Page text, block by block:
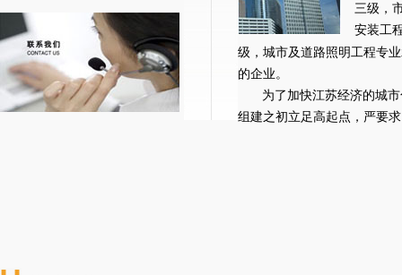
三级，
安装工
级，城市及道路照明工程专
的企业。
为了加快江苏经济的城
组建之初立足高起点，严要